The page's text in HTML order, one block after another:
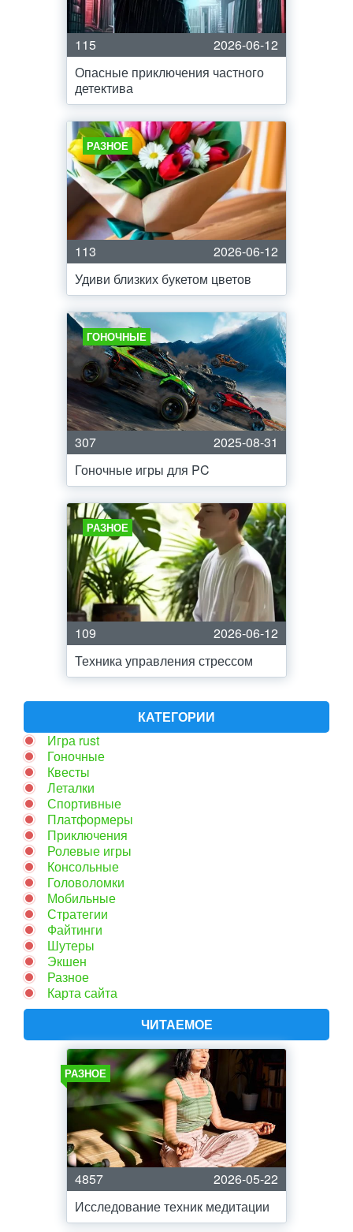
115
2026-06-12
Опасные приключения частного
детектива
РАЗНОЕ
113
2026-06-12
Удиви близких букетом цветов
ГОНОЧНЫЕ
307
2025-08-31
Гоночные игры для PC
РАЗНОЕ
109
2026-06-12
Техника управления стрессом
КАТЕГОРИИ
Игра rust
Гоночные
Квесты
Леталки
Спортивные
Платформеры
Приключения
Ролевые игры
Консольные
Головоломки
Мобильные
Стратегии
Файтинги
Шутеры
Экшен
Разное
Карта сайта
ЧИТАЕМОЕ
РАЗНОЕ
4857
2026-05-22
Исследование техник медитации